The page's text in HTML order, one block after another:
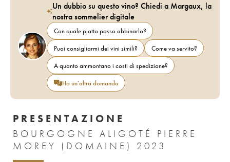
Un dubbio su questo vino? Chiedi a Margaux, la
nostra sommelier digitale
Con quale piatto posso abbinarlo?
Puoi consigliarmi dei vini simili?
Come va servito?
A quanto ammontano i costi di spedizione?
Ho un'altra domanda
PRESENTAZIONE
BOURGOGNE ALIGOTÉ PIERRE
MOREY (DOMAINE) 2023